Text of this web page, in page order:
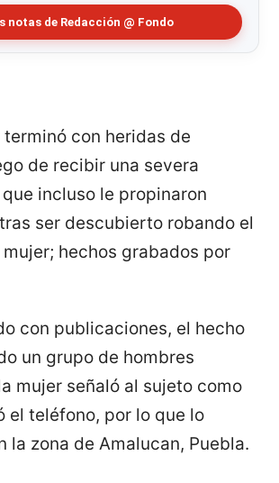
notas de Redacción @ Fondo
terminó con heridas de
de recibir una severa
incluso le propinaron
ser descubierto robando el
hechos grabados por
con publicaciones, el hecho
un grupo de hombres
mujer señaló al sujeto como
el teléfono, por lo que lo
la zona de Amalucan, Puebla.